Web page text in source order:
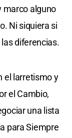
marco alguno
Ni siquiera si
diferencias.
el larretismo y
el Cambio,
una lista
para Siempre